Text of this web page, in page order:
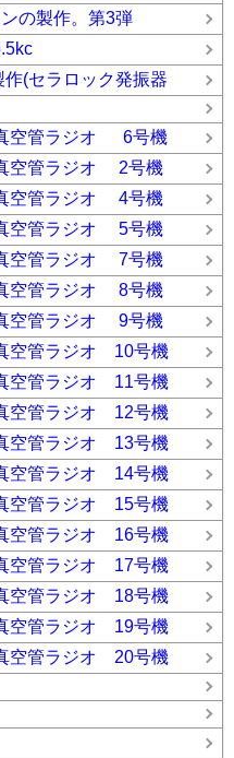
の製作。第3弾
(セラロック発振器
空管ラジオ 6号機
真空管ラジオ 2号機
空管ラジオ 4号機
空管ラジオ 5号機
空管ラジオ 7号機
空管ラジオ 8号機
空管ラジオ 9号機
空管ラジオ 10号機
空管ラジオ 11号機
空管ラジオ 12号機
空管ラジオ 13号機
空管ラジオ 14号機
空管ラジオ 15号機
空管ラジオ 16号機
空管ラジオ 17号機
空管ラジオ 18号機
空管ラジオ 19号機
空管ラジオ 20号機